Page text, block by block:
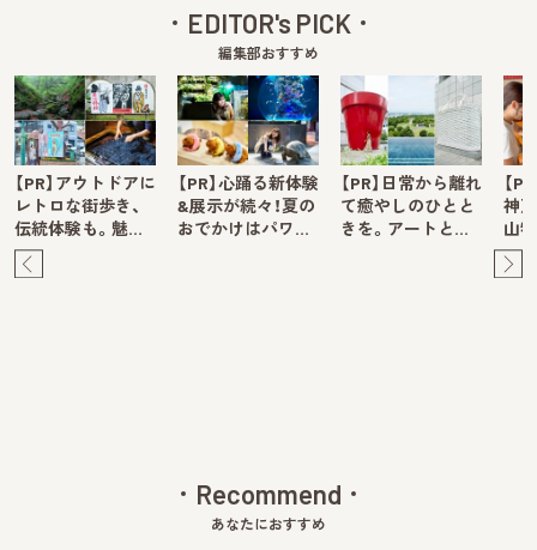
EDITOR's PICK
編集部おすすめ
【PR】アウトドアに
レトロな街歩き、
伝統体験も。魅…
【PR】心踊る新体験
&展示が続々！夏の
おでかけはパワ…
【PR】日常から離れ
て癒やしのひとと
きを。アートと…
【
神
山
Recommend
あなたにおすすめ